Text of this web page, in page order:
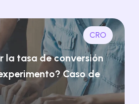
CRO
la tasa de conversión
Caso de